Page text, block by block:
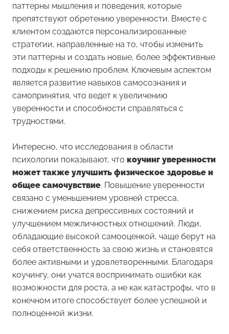
паттерны мышления и поведения, которые
препятствуют обретению уверенности. Вместе с
клиентом создаются персонализированные
стратегии, направленные на то, чтобы изменить
эти паттерны и создать новые, более эффективные
подходы к решению проблем. Ключевым аспектом
является развитие навыков самосознания и
самопринятия, что ведет к увеличению
уверенности и способности справляться с
трудностями.
Интересно, что исследования в области
психологии показывают, что коучинг уверенности
может также улучшить физическое здоровье и
общее самочувствие. Повышение уверенности
связано с уменьшением уровней стресса,
снижением риска депрессивных состояний и
улучшением межличностных отношений. Люди,
обладающие высокой самооценкой, чаще берут на
себя ответственность за свою жизнь и становятся
более активными и удовлетворенными. Благодаря
коучингу, они учатся воспринимать ошибки как
возможности для роста, а не как катастрофы, что в
конечном итоге способствует более успешной и
полноценной жизни.